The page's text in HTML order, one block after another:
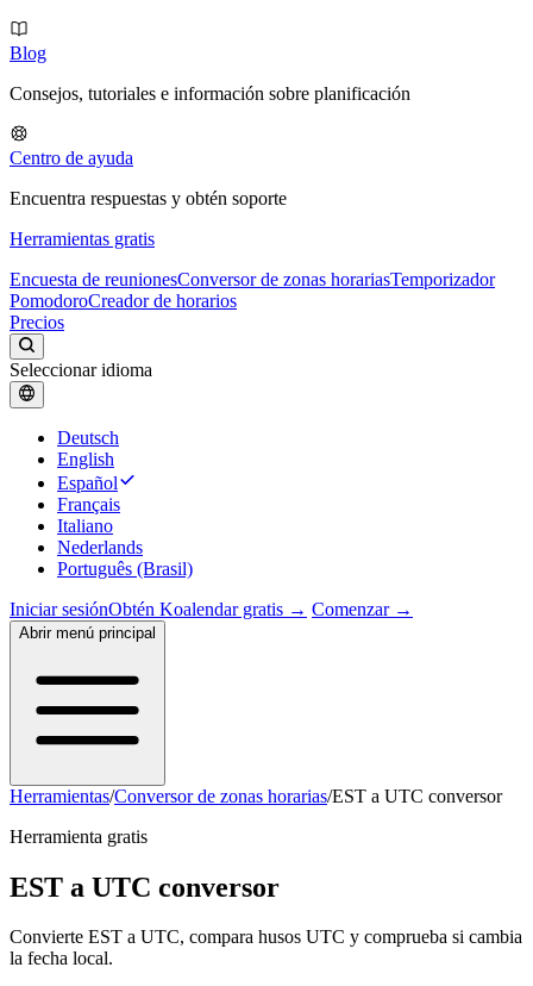
Blog
Consejos, tutoriales e información sobre planificación
Centro de ayuda
Encuentra respuestas y obtén soporte
Herramientas gratis
Encuesta de reunionesConversor de zonas horariasTemporizador
PomodoroCreador de horarios
Precios
Seleccionar idioma
Deutsch
English
Español
Français
Italiano
Nederlands
Português (Brasil)
Iniciar sesiónObtén Koalendar gratis → Comenzar →
Abrir menú principal
Herramientas/Conversor de zonas horarias/EST a UTC conversor
Herramienta gratis
EST a UTC conversor
Convierte EST a UTC, compara husos UTC y comprueba si cambia
la fecha local.